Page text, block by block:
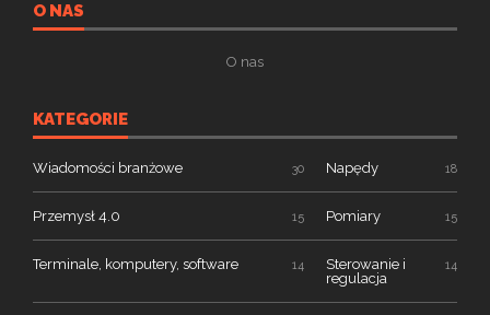
O NAS
O nas
KATEGORIE
Wiadomości branżowe 30 Napędy 18
Przemysł 4.0 15 Pomiary 15
Terminale, komputery, software 14
Sterowanie i
regulacja
14